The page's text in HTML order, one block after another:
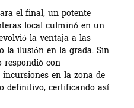
el final, un potente
local culminó en un
la ventaja a las
la ilusión en la grada. Sin
respondió con
en la zona de
definitivo, certificando así